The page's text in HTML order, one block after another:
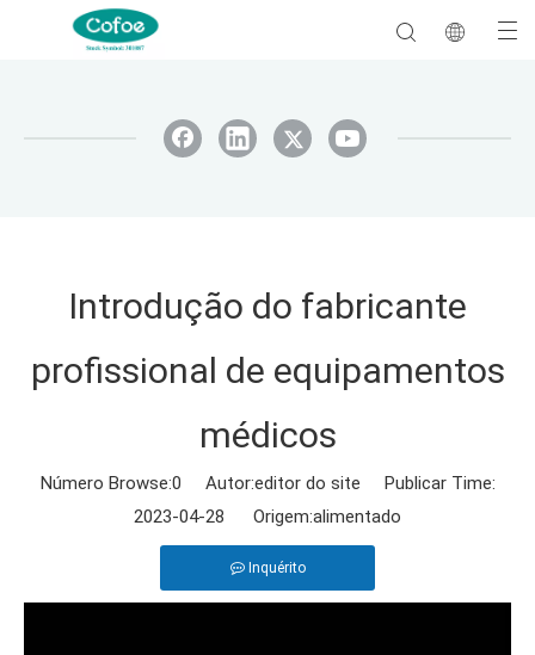
Introdução do fabricante
profissional de equipamentos
médicos
Número Browse:0 Autor:editor do site Publicar Time:
2023-04-28 Origem:alimentado
Inquérito